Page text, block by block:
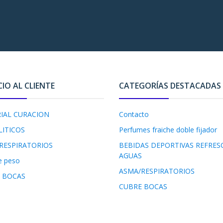
AL CLIENTE
CURACION
peso
CATEGORÍAS DESTACADAS
Contacto
Perfumes fraiche doble fijador
BEBIDAS DEPORTIVAS
AGUAS
ASMA/RESPIRATORIOS
CUBRE BOCAS